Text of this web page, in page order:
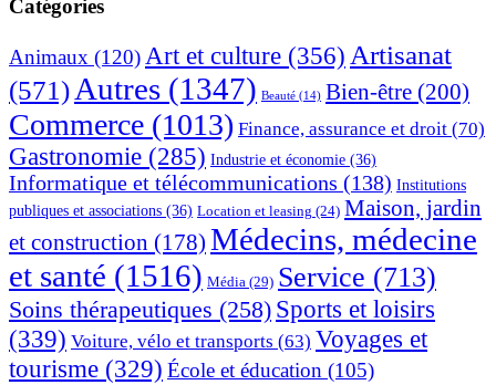
principale
site
Catégories
Animaux (120)Art et culture (356) Artisanat
(571) Autres (1347) Beauté (14) Bien-être (200)
Commerce (1013) Finance, assurance et droit (70)
Gastronomie (285) Industrie et économie (36)
Informatique et télécommunications (138) Institutions
publiques et associations (36) Location et leasing (24) Maison, jardin
et construction (178) Médecins, médecine
et santé (1516) Média (29) Service (713)
Soins thérapeutiques (258) Sports et loisirs
(339) Voiture, vélo et transports (63) Voyages et
tourisme (329) École et éducation (105)